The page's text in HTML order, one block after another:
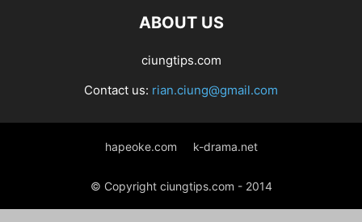
ABOUT US
ciungtips.com
Contact us: rian.ciung@gmail.com
hapeoke.com k-drama.net
© Copyright ciungtips.com - 2014